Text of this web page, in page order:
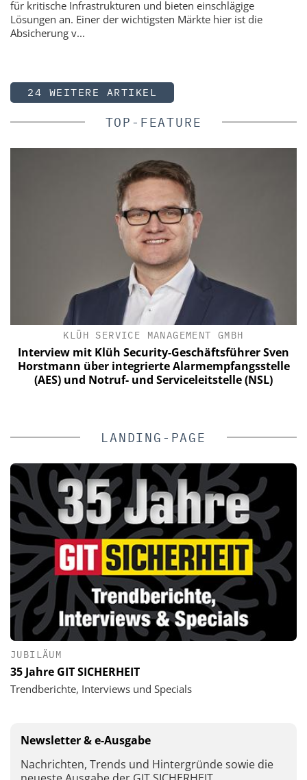
für ­kritische Infrastrukturen und bieten einschlägige
Lösungen an. Einer der wichtigsten Märkte hier ist die
Absicherung v...
24 WEITERE ARTIKEL
TOP-FEATURE
KLÜH SERVICE MANAGEMENT GMBH
Interview mit Klüh Security-Geschäftsführer Sven
Horstmann über integrierte Alarmempfangsstelle
(AES) und Notruf- und Serviceleitstelle (NSL)
LANDING-PAGE
JUBILÄUM
35 Jahre GIT SICHERHEIT
Trendberichte, Interviews und Specials
Newsletter & e-Ausgabe
Nachrichten, Trends und Hintergründe sowie die